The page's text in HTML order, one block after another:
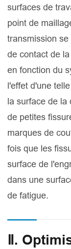
surfaces de
point de
transmission
de contact de
en fonction du
l'effet d'une
la surface de la
de petites
marques de
fois que les
surface de
dans une
de fatigue.
Ⅱ.